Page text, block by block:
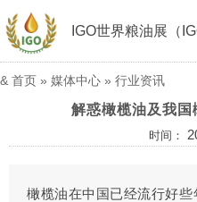
IGO世界粮油展（
& 首页 » 媒体中心 » 行业资讯
解惑橄榄油及我
时间：
橄榄油在中国已经流行好些